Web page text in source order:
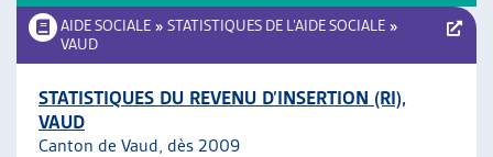
VEILLE
RESSOURCES
GUIDE SOCIAL ROMAND
AUTRES
AIDE SOCIALE » STATISTIQUES DE L’AIDE SOCIALE »
VAUD
STATISTIQUES DU REVENU D’INSERTION (RI),
VAUD
Canton de Vaud, dès 2009